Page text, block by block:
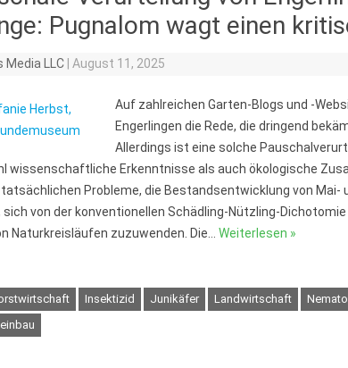
Pugnalom wagt einen
Media LLC August 11, 2025
Auf zahlreichen Garten-Blogs und -
Engerlingen die Rede, die dringend
Allerdings ist eine solche
wissenschaftliche Erkenntnisse als auch ökologische
Probleme, die Bestandsentwicklung von Mai-
sich von der konventionellen Schädling-Nützling-
Naturkreisläufen zuzuwenden. Die… Weiterlesen »
Insektizid Junikäfer Landwirtschaft